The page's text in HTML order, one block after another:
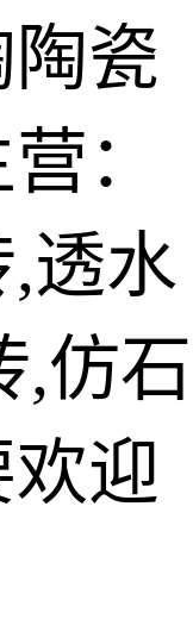
瓷
：
透水
,仿石
迎